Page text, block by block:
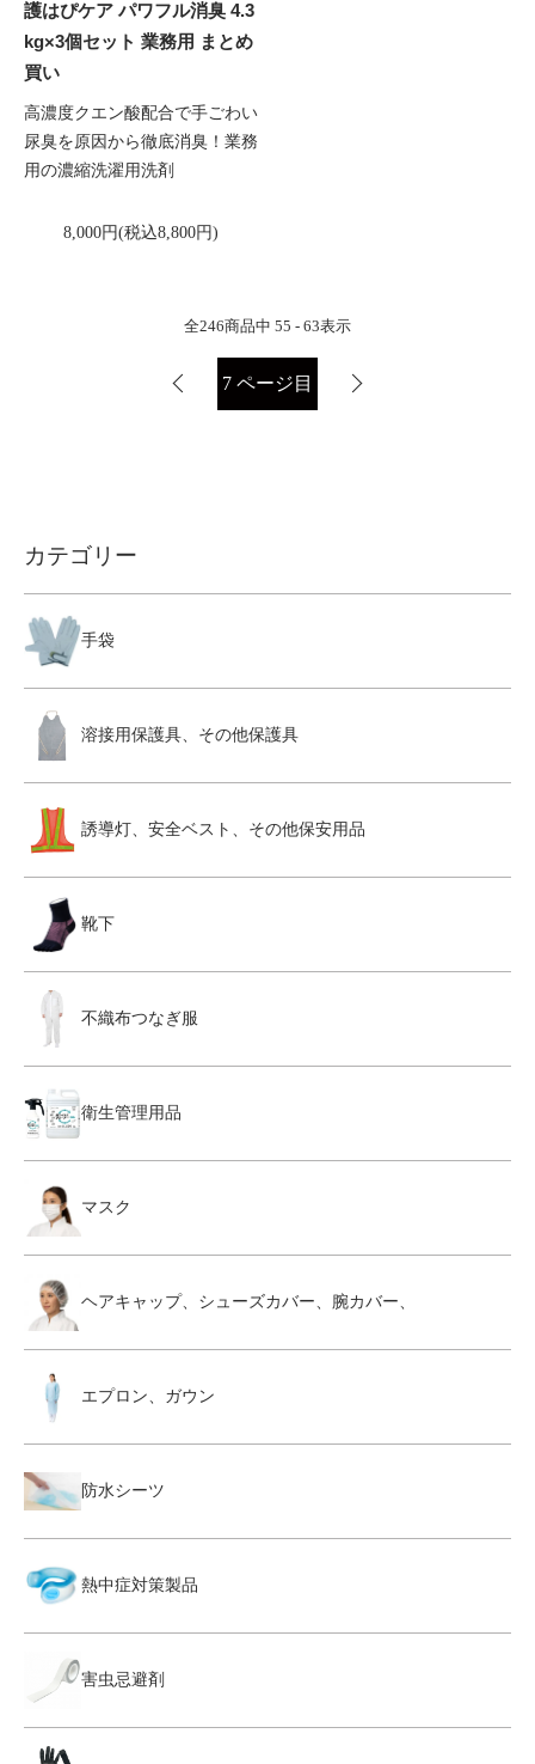
護はぴケア パワフル消臭 4.3
kg×3個セット 業務用 まとめ
買い
高濃度クエン酸配合で手ごわい
尿臭を原因から徹底消臭！業務
用の濃縮洗濯用洗剤
8,000円(税込8,800円)
全246商品中 55 - 63表示
7 ページ目
カテゴリー
手袋
溶接用保護具、その他保護具
誘導灯、安全ベスト、その他保安用品
靴下
不織布つなぎ服
衛生管理用品
マスク
ヘアキャップ、シューズカバー、腕カバー、
エプロン、ガウン
防水シーツ
熱中症対策製品
害虫忌避剤